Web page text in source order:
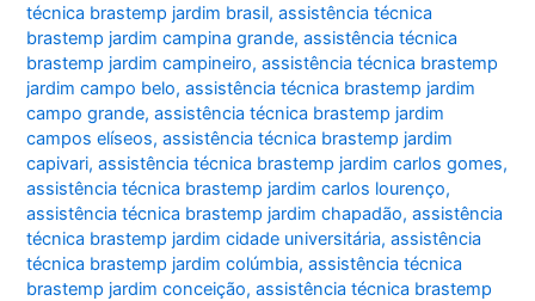
técnica brastemp jardim brasil,assistência técnica
brastemp jardim campina grande,assistência técnica
brastemp jardim campineiro,assistência técnica brastemp
jardim campo belo,assistência técnica brastemp jardim
campo grande,assistência técnica brastemp jardim
campos elíseos,assistência técnica brastemp jardim
capivari,assistência técnica brastemp jardim carlos gomes,
assistência técnica brastemp jardim carlos lourenço,
assistência técnica brastemp jardim chapadão,assistência
técnica brastemp jardim cidade universitária,assistência
técnica brastemp jardim colúmbia,assistência técnica
brastemp jardim conceição,assistência técnica brastemp